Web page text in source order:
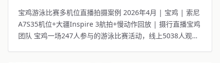
宝鸡游泳比赛多机位直播拍摄案例 2026年4月 | 宝鸡 | 索尼
A7S35机位+大疆Inspire 3航拍+慢动作回放 | 摄行直播宝鸡
团队 宝鸡一场247人参与的游泳比赛活动，线上5038人观